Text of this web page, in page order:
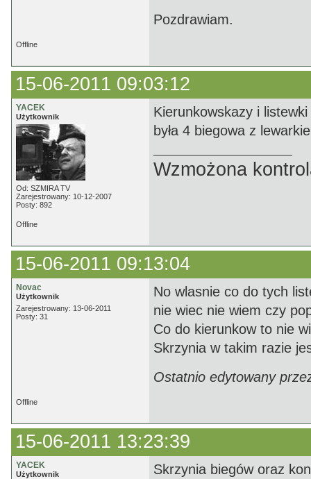
Pozdrawiam.
Offline
15-06-2011 09:03:12
YACEK
Użytkownik
Od: SZMIRA TV
Zarejestrowany: 10-12-2007
Posty: 892
Kierunkowskazy i
była 4 biegowa z
Wzmożona
Offline
15-06-2011 09:13:04
Novac
Użytkownik
Zarejestrowany: 13-06-2011
Posty: 31
No wlasnie co do tych
nie wiec nie wiem czy
Co do kierunkow to nie
Skrzynia w takim razie
Ostatnio edytowany
Offline
15-06-2011 13:23:39
YACEK
Użytkownik
Skrzynia biegów oraz